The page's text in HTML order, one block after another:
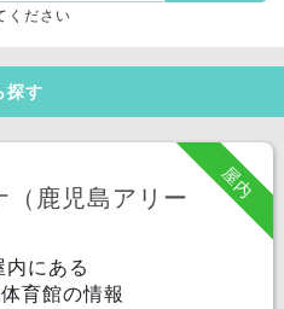
ください
探す
指宿市
南さつま市
伊佐市
屋内
（鹿児島アリー
にある
育館の情報